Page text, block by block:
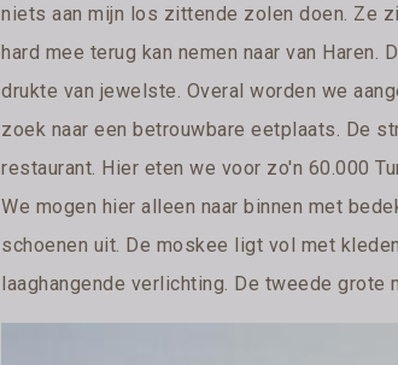
niets aan mijn los zittende zolen doen. Ze
hard mee terug kan nemen naar van
drukte van jewelste. Overal worden we
zoek naar een betrouwbare eetplaats. De
restaurant. Hier eten we voor zo'n 60.000
We mogen hier alleen naar binnen met
schoenen uit. De moskee ligt vol met
laaghangende verlichting. De tweede